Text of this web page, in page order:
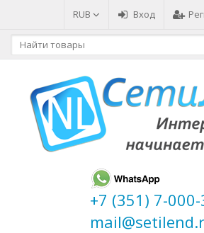
RUB Вход
+7 (351) 7-